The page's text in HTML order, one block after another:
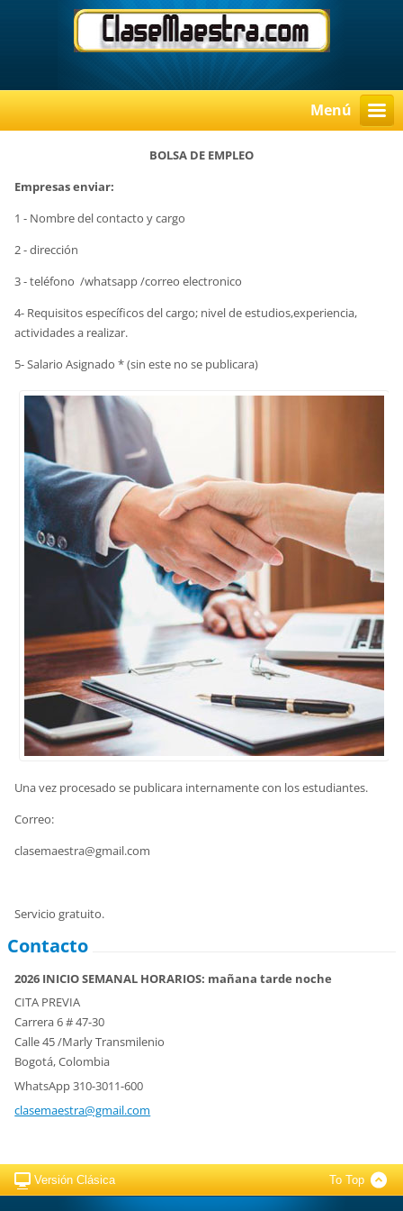
Menú
BOLSA DE EMPLEO
Empresas enviar:
1 - Nombre del contacto y cargo
2 - dirección
3 - teléfono /whatsapp /correo electronico
4- Requisitos específicos del cargo; nivel de estudios,experiencia,
actividades a realizar.
5- Salario Asignado * (sin este no se publicara)
Una vez procesado se publicara internamente con los estudiantes.
Correo:
clasemaestra@gmail.com
Servicio gratuito.
Contacto
2026 INICIO SEMANAL HORARIOS: mañana tarde noche
CITA PREVIA
Carrera 6 # 47-30
Calle 45 /Marly Transmilenio
Bogotá, Colombia
WhatsApp 310-3011-600
clasemaestra@gmail.com
Versión Clásica To Top